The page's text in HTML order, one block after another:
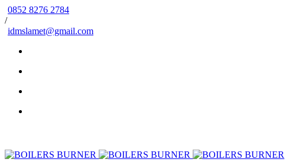
0852 8276 2784
/
idmslamet@gmail.com